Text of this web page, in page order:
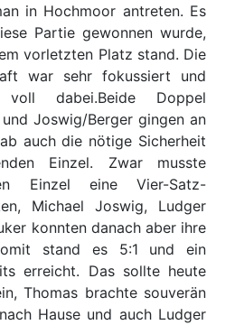
in Hochmoor antreten. Es
Partie gewonnen wurde,
vorletzten Platz stand. Die
war sehr fokussiert und
dabei.Beide Doppel
Joswig/Berger gingen an
auch die nötige Sicherheit
Einzel. Zwar musste
Einzel eine Vier-Satz-
Michael Joswig, Ludger
konnten danach aber ihre
stand es 5:1 und ein
erreicht. Das sollte heute
Thomas brachte souverän
Hause und auch Ludger